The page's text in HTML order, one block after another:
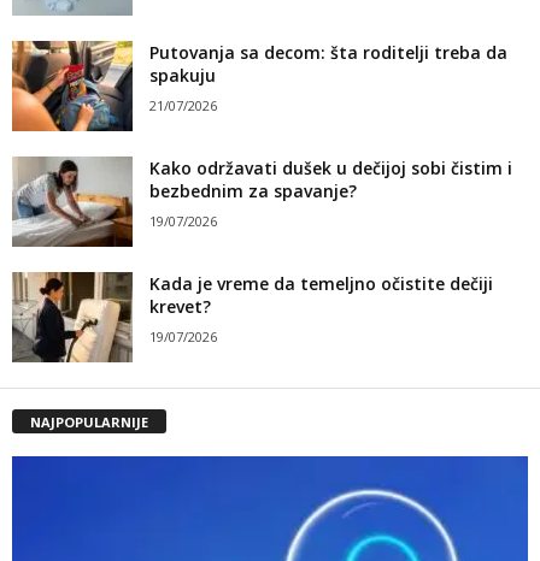
Putovanja sa decom: šta roditelji treba da
spakuju
21/07/2026
Kako održavati dušek u dečijoj sobi čistim i
bezbednim za spavanje?
19/07/2026
Kada je vreme da temeljno očistite dečiji
krevet?
19/07/2026
NAJPOPULARNIJE